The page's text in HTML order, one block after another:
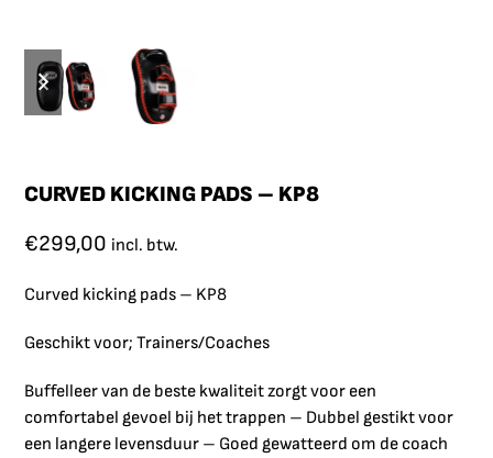
CURVED KICKING PADS – KP8
€299,00 incl. btw.
Curved kicking pads – KP8
Geschikt voor; Trainers/Coaches
Buffelleer van de beste kwaliteit zorgt voor een
comfortabel gevoel bij het trappen – Dubbel gestikt voor
een langere levensduur – Goed gewatteerd om de coach